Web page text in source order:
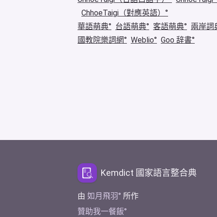
ChhoeTaigi（對應英語）
華語萌典
台語萌典 客語萌典
兩岸詞
國教院樂詞網
Weblio Goo 辞書
Kemdict 國家語言整合典
由 如月飛羽
所作
贊助我一餐飯